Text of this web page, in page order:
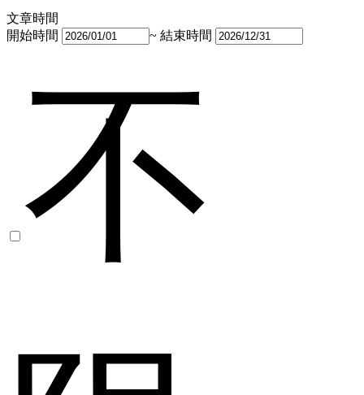
文章時間
開始時間
~ 結束時間
不